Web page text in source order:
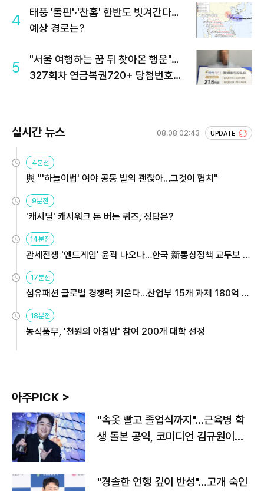
4
태풍 '돌핀'·'찬홈' 한반도 빗겨간다…
예상 경로는?
5
"서울 여행하는 꿈 뒤 찾아온 행운"…
327회차 연금복권720+ 당첨번호조
실시간 뉴스 08.08 02:43 UPDATE
4분전
與 "'하늘이법' 여야 공동 발의 괜찮아…그것이 협치"
9분전
'캐시딜' 캐시워크 돈 버는 퀴즈, 정답은?
14분전
관세전쟁 '엔드게임' 윤곽 나오나…한국 新통상정책 교두보 활
용해야
17분전
섬유패션 글로벌 경쟁력 키운다…산업부 15개 과제 180억 지
원
18분전
농식품부, '천원의 아침밥' 참여 200개 대학 선정
아주PICK >
"속옷 빨고 졸업식까지"…근육병 학
생 돌본 공익, 코미디언 김규원이었
"경솔한 언행 깊이 반성"…고개 숙인